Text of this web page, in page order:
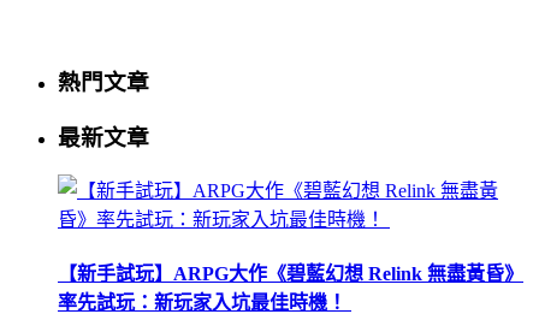
熱門文章
最新文章
【新手試玩】ARPG大作《碧藍幻想 Relink 無盡黃昏》
率先試玩：新玩家入坑最佳時機！